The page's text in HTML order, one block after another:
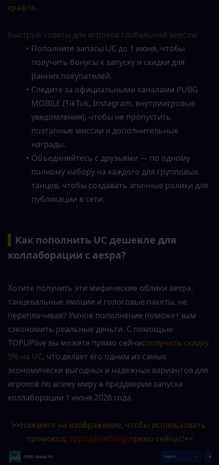
крафте.
Быстрые советы для игроков глобальной версии:
Пополните запасы UC до 1 июня, чтобы
получить бонусы к запуску и скидки для
ранних покупателей.
Следите за официальными каналами PUBG
MOBILE (TikTok, Instagram, внутриигровые
уведомления), чтобы не пропустить
поэтапные миссии и дополнительные
награды.
Объединяйтесь с друзьями — по одному
полному набору на каждого для групповых
танцев, чтобы создавать эпичные ролики для
публикации в сети.
Как пополнить UC дешевле для
коллаборации с aespa?
Хотите получить эти мифические облики aespa,
танцевальные эмоции и голосовые пакеты, не
переплачивая? Умное пополнение поможет вам
сэкономить реальные деньги. С помощью
TOPUPlive вы можете прямо сейчасполучить скидку
9% на UC, что делает его одним из самых
экономически выгодных и надежных вариантов для
игроков по всему миру в преддверии запуска
коллаборации 1 июня 2026 года.
>>Нажмите на изображение, чтобы использовать
промокод: topupliveblog прямо сейчас!<<